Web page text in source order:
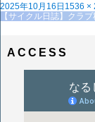
投
稿
2025年10月16日 フ
ル
1536 ×
投
ゲ
【サイクル日誌】クラ
ACCESS